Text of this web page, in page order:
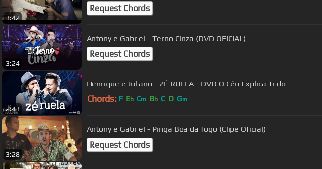
3:42
Request Chords
3:24
Antony e Gabriel - Terno Cinza (DVD OFICIAL)
Request Chords
2:43
Henrique e Juliano - ZÉ RUELA - DVD O Céu Explica Tudo
Chords: F Eb Cm Bb C D Gm
3:28
Antony e Gabriel - Pinga Boa da fogo (Clipe Oficial)
Request Chords